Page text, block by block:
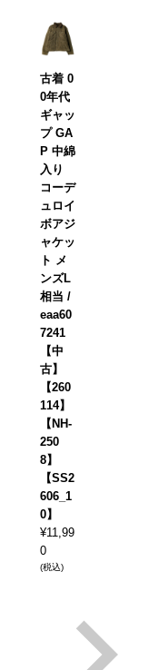
古着 0
0年代
ギャッ
プ GA
P 中綿
入り
コーデ
ュロイ
ボアジ
ャケッ
ト メ
ンズL
相当 /
eaa60
7241
【中
古】
【260
114】
【NH-
250
8】
【SS2
606_1
0】
¥11,99
0
(税込)